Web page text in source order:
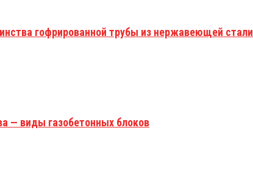
гофрированной трубы из нержавеющей стали
— виды газобетонных блоков